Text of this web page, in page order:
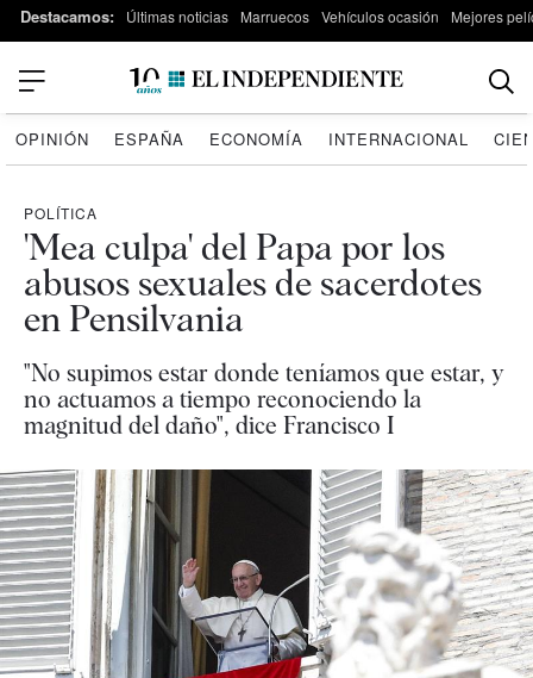
Destacamos: Últimas noticias Marruecos Vehículos ocasión Mejores
OPINIÓN ESPAÑA ECONOMÍA INTERNACIONAL
POLÍTICA
'Mea culpa' del Papa por los
abusos sexuales de sacerdotes
en Pensilvania
"No supimos estar donde teníamos que estar, y
no actuamos a tiempo reconociendo la
magnitud del daño", dice Francisco I